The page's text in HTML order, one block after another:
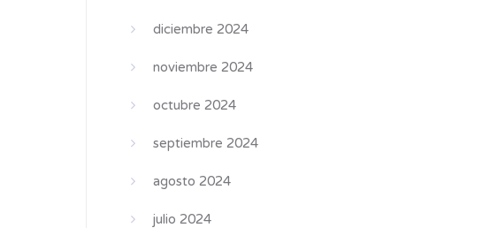
diciembre 2024
noviembre 2024
octubre 2024
septiembre 2024
agosto 2024
julio 2024